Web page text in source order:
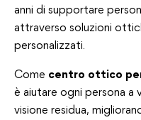
anni di supportare
attraverso soluzioni
personalizzati.
Come centro ottico
è aiutare ogni persona a
visione residua,